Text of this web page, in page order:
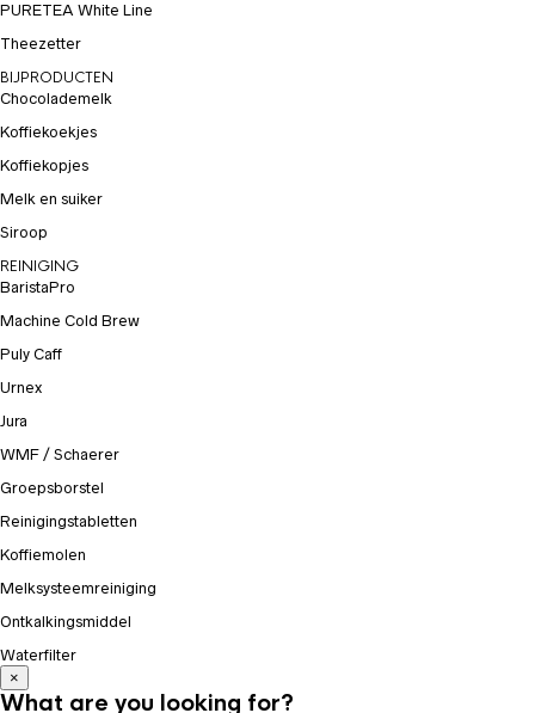
PURETEA White Line
Theezetter
BIJPRODUCTEN
Chocolademelk
Koffiekoekjes
Koffiekopjes
Melk en suiker
Siroop
REINIGING
BaristaPro
Machine Cold Brew
Puly Caff
Urnex
Jura
WMF / Schaerer
Groepsborstel
Reinigingstabletten
Koffiemolen
Melksysteemreiniging
Ontkalkingsmiddel
Waterfilter
×
What are you looking for?